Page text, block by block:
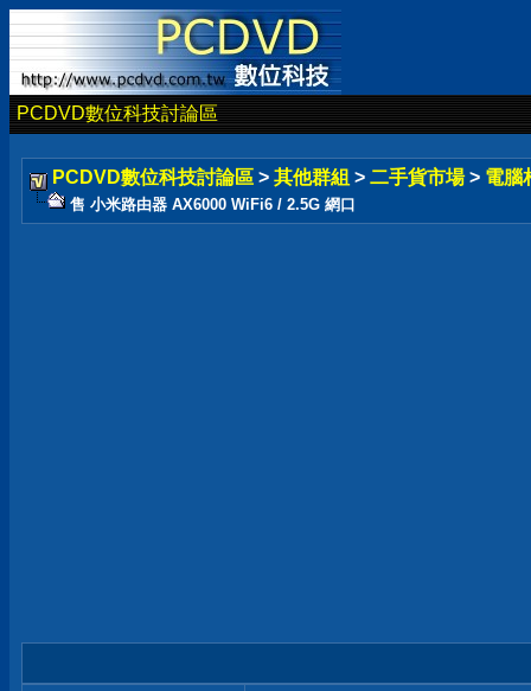
PCDVD數位科技討論區
PCDVD數位科技討論區 > 其他群組 > 二手貨市場 > 電腦
售 小米路由器 AX6000 WiFi6 / 2.5G 網口